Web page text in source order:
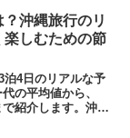
は、地元の味を求
沖縄旅行のリ
楽しむための節
泊4日のリアルな予
の平均値から、
紹介します。沖縄